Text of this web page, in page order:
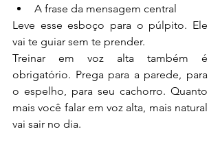
A frase da mensagem central
Leve esse esboço para o púlpito. Ele
vai te guiar sem te prender.
Treinar em voz alta também é
obrigatório. Prega para a parede, para
o espelho, para seu cachorro. Quanto
mais você falar em voz alta, mais natural
vai sair no dia.